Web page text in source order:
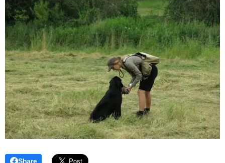
Share